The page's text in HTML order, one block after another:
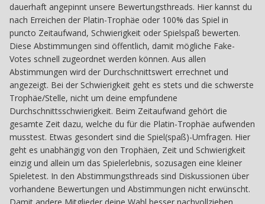
dauerhaft angepinnt unsere Bewertungsthreads. Hier kannst du
nach Erreichen der Platin-Trophäe oder 100% das Spiel in
puncto Zeitaufwand, Schwierigkeit oder Spielspaß bewerten.
Diese Abstimmungen sind öffentlich, damit mögliche Fake-
Votes schnell zugeordnet werden können. Aus allen
Abstimmungen wird der Durchschnittswert errechnet und
angezeigt. Bei der Schwierigkeit geht es stets und die schwerste
Trophäe/Stelle, nicht um deine empfundene
Durchschnittsschwierigkeit. Beim Zeitaufwand gehört die
gesamte Zeit dazu, welche du für die Platin-Trophäe aufwenden
musstest. Etwas gesondert sind die Spiel(spaß)-Umfragen. Hier
geht es unabhängig von den Trophäen, Zeit und Schwierigkeit
einzig und allein um das Spielerlebnis, sozusagen eine kleiner
Spieletest. In den Abstimmungsthreads sind Diskussionen über
vorhandene Bewertungen und Abstimmungen nicht erwünscht.